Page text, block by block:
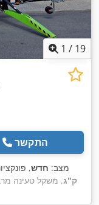
1 / 19
התקשר
מצב: חדש,
ק"ג, משקל טעינה